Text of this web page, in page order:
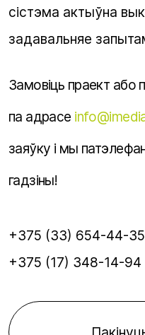
сістэма актыўна
задавальняе
Замовіць праект або
па адрасе
заяўку і мы
гадзіны!
+375 (33) 654-44-35
+375 (17) 348-14-94